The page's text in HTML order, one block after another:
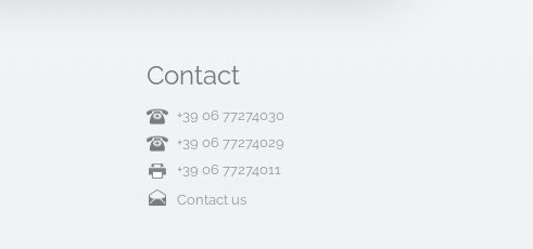
Contact
+39 06 77274030
+39 06 77274029
+39 06 77274011
Contact us